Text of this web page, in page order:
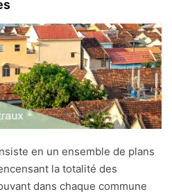
en un ensemble de plans
la totalité des
dans chaque commune